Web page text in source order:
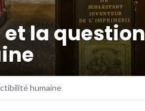
la question
humaine